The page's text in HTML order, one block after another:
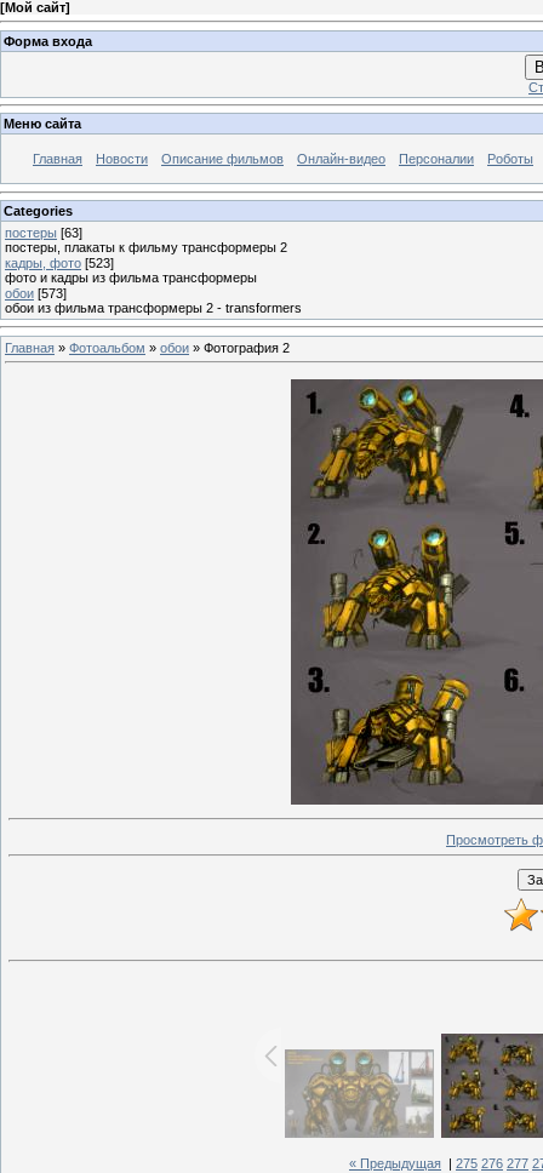
[Мой сайт]
Форма входа
Меню сайта
Главная Новости Описание фильмов Онлайн-видео Персоналии Роботы
Categories
постеры [63]
постеры, плакаты к фильму трансформеры 2
кадры, фото [523]
фото и кадры из фильма трансформеры
обои [573]
обои из фильма трансформеры 2 - transformers
Главная » Фотоальбом » обои » Фотография 2
Просмотреть
« Предыдущая 275 276 277